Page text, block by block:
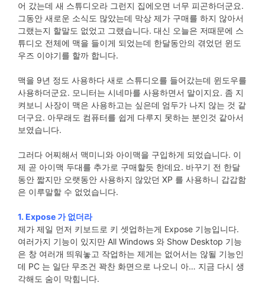
어 갔는데 새 스튜디오라 그런지 집에오면 너무 피곤하더군요.
그동안 새로운 소식도 많았는데 막상 제가 구매를 하지 않아서
그랬는지 할말도 없었고 그랬습니다. 대신 오늘은 저때문에 스
튜디오 전체에 맥을 들이게 되었는데 한달동안의 겪었던 윈도
우즈 이야기를 할까 합니다.
맥을 9년 정도 사용하다 새로 스튜디오를 들어갔는데 윈도우를
사용하더군요. 모니터는 시네마를 사용하면서 말이지요. 좀 지
켜보니 사장이 맥은 사용하고는 싶은데 엄두가 나지 않는 것 같
더구요. 아무래도 컴퓨터를 쉽게 다루지 못하는 분인것 같아서
보였습니다.
그러다 어찌해서 맥미니와 아이맥을 구입하게 되었습니다. 이
제 곧 아이맥 두대를 추가로 구매할듯 한데요. 바꾸기 전 한달
동안 짧지만 오랫동안 사용하지 않았던 XP 를 사용하니 갑갑함
은 이루말할 수 없었습니다.
1. Expose 가 없더라
제가 제일 먼저 키보드로 키 셋업하는게 Expose 기능입니다.
여러가지 기능이 있지만 All Windows 와 Show Desktop 기능
은 창 여러개 띄워놓고 작업하는 제게는 없어서는 않될 기능인
데 PC 는 일단 무조건 꽉찬 화면으로 나오니 아… 지금 다시 생
각해도 숨이 막힘니다.